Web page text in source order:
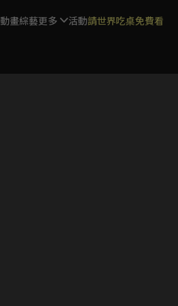
動畫綜藝更多 活動請世界吃桌免費看